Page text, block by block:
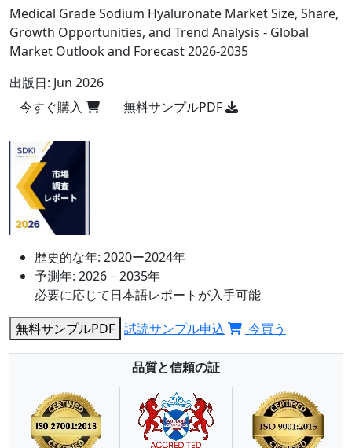
Medical Grade Sodium Hyaluronate Market Size, Share,
Growth Opportunities, and Trend Analysis - Global
Market Outlook and Forecast 2026-2035
出版日: Jun 2026
今すぐ購入
無料サンプルPDF
歴史的な年: 2020ー2024年
予測年: 2026－2035年
必要に応じて日本語レポートが入手可能
無料サンプルPDF 試読サンプル申込 今買う
品質と信頼の証